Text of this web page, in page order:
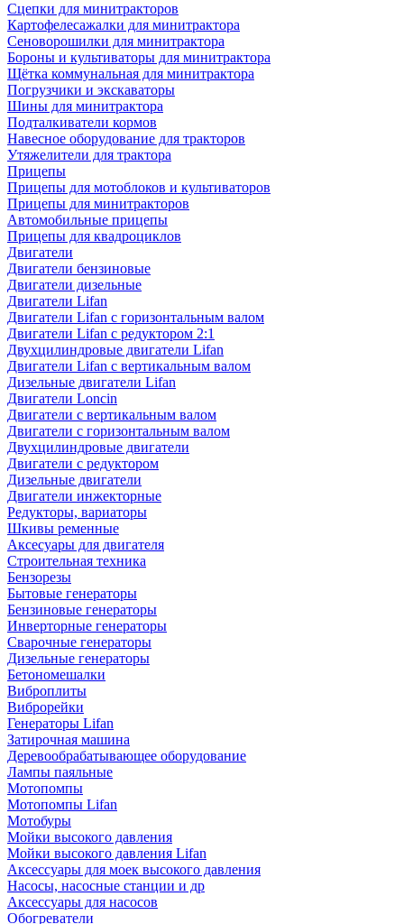
Сцепки для минитракторов
Картофелесажалки для минитрактора
Сеноворошилки для минитрактора
Бороны и культиваторы для минитрактора
Щётка коммунальная для минитрактора
Погрузчики и экскаваторы
Шины для минитрактора
Подталкиватели кормов
Навесное оборудование для тракторов
Утяжелители для трактора
Прицепы
Прицепы для мотоблоков и культиваторов
Прицепы для минитракторов
Автомобильные прицепы
Прицепы для квадроциклов
Двигатели
Двигатели бензиновые
Двигатели дизельные
Двигатели Lifan
Двигатели Lifan с горизонтальным валом
Двигатели Lifan с редуктором 2:1
Двухцилиндровые двигатели Lifan
Двигатели Lifan с вертикальным валом
Дизельные двигатели Lifan
Двигатели Loncin
Двигатели с вертикальным валом
Двигатели с горизонтальным валом
Двухцилиндровые двигатели
Двигатели с редуктором
Дизельные двигатели
Двигатели инжекторные
Редукторы, вариаторы
Шкивы ременные
Аксесуары для двигателя
Строительная техника
Бензорезы
Бытовые генераторы
Бензиновые генераторы
Инверторные генераторы
Сварочные генераторы
Дизельные генераторы
Бетономешалки
Виброплиты
Виброрейки
Генераторы Lifan
Затирочная машина
Деревообрабатывающее оборудование
Лампы паяльные
Мотопомпы
Мотопомпы Lifan
Мотобуры
Мойки высокого давления
Мойки высокого давления Lifan
Аксессуары для моек высокого давления
Насосы, насосные станции и др
Аксессуары для насосов
Обогреватели